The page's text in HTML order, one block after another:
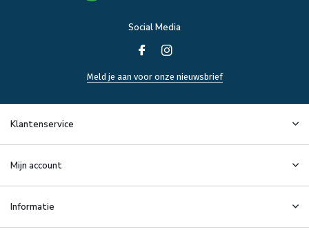
Social Media
Meld je aan voor onze nieuwsbrief
Klantenservice
Mijn account
Informatie